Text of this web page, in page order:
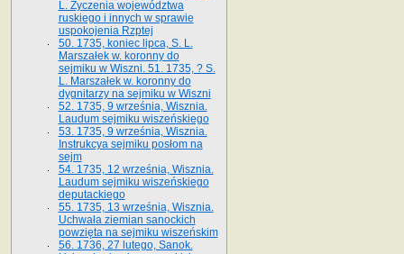
L. Życzenia województwa
ruskiego i innych w sprawie
uspokojenia Rzptej
50. 1735, koniec lipca, S. L.
Marszałek w. koronny do
sejmiku w Wiszni. 51. 1735, ? S.
L. Marszałek w. koronny do
dygnitarzy na sejmiku w Wiszni
52. 1735, 9 września, Wisznia.
Laudum sejmiku wiszeńskiego
53. 1735, 9 września, Wisznia.
Instrukcya sejmiku posłom na
sejm
54. 1735, 12 września, Wisznia.
Laudum sejmiku wiszeńskiego
deputackiego
55. 1735, 13 września, Wisznia.
Uchwała ziemian sanockich
powzięta na sejmiku wiszeńskim
56. 1736, 27 lutego, Sanok.